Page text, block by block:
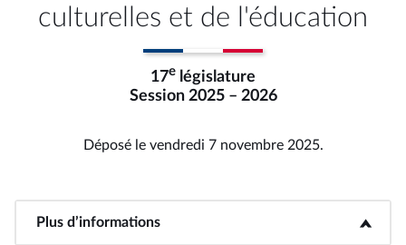
culturelles et de l'éducation
17e législature
Session 2025 – 2026
Déposé le vendredi 7 novembre 2025.
Plus d’informations<b>Plus d’informations</b>